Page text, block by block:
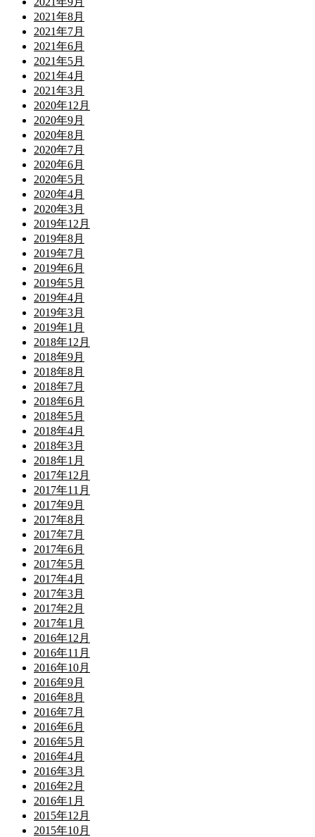
2021年8月
2021年7月
2021年6月
2021年5月
2021年4月
2021年3月
2020年12月
2020年9月
2020年8月
2020年7月
2020年6月
2020年5月
2020年4月
2020年3月
2019年12月
2019年8月
2019年7月
2019年6月
2019年5月
2019年4月
2019年3月
2019年1月
2018年12月
2018年9月
2018年8月
2018年7月
2018年6月
2018年5月
2018年4月
2018年3月
2018年1月
2017年12月
2017年11月
2017年9月
2017年8月
2017年7月
2017年6月
2017年5月
2017年4月
2017年3月
2017年2月
2017年1月
2016年12月
2016年11月
2016年10月
2016年9月
2016年8月
2016年7月
2016年6月
2016年5月
2016年4月
2016年3月
2016年2月
2016年1月
2015年12月
2015年10月